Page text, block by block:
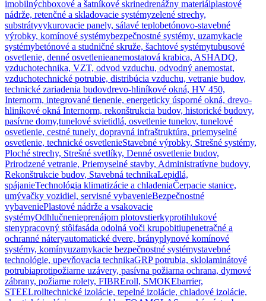
imobilnýchboxové a šatníkové skrinedrenážny materiálplastové
nádrže, retenčné a skladovacie systémyzelené strechy,
substrátyvykurovacie panely, sálavé teplobetónovo-stavebné
výrobky, komínové systémybezpečnostné systémy, uzamykacie
systémybetónové a studničné skruže, šachtové systémytubusové
osvetlenie, denné osvetlenieanemostatová krabica, ASHADQ,
vzduchotechnika, VZT, odvod vzduchu, odvodný anemostat,
vzduchotechnické potrubie, distribúcia vzduchu, vetranie budov,
technické zariadenia budovdrevo-hliníkové okná, HV 450,
Internorm, integrované tienenie, energeticky úsporné okná, drevo-
hliníkové okná Internorm, rekonštrukcia budov, historické budovy,
pasívne domy,tunelové svietidlá, osvetlenie tunelov, tunelové
osvetlenie, cestné tunely, dopravná infraštruktúra, priemyselné
osvetlenie, technické osvetlenieStavebné výrobky, Strešné systémy,
Ploché strechy, Strešné svetlíky, Denné osvetlenie budov,
Prirodzené vetranie, Priemyselné stavby, Administratívne budovy,
Rekonštrukcie budov, Stavebná technikaLepidlá,
spájanieTechnológia klimatizácie a chladeniaČerpacie stanice,
umývačky vozidiel, servisné vybavenieBezpečnostné
vybaveniePlastové nádrže a vsakovacie
systémyOdhlučnenieprenájom plotovstierkyprotihlukové
stenypracovný stôlfasáda odolná voči krupobitiupenetračné a
ochranné náteryautomatické dvere, brányplynové komínové
systémy, komínyuzamykacie bezpečnostné systémystavebné
technológie, upevňovacia technikaGRP potrubia, sklolaminátové
potrubiaprotipožiarne uzávery, pasívna požiarna ochrana, dymové
zábrany, požiarne rolety, FIBREroll, SMOKEbarrier,
STEELrolltechnické izolácie, tepelné izolácie, chladové izolácie,